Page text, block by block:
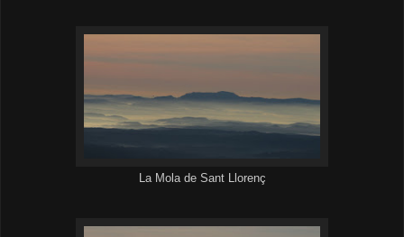
La Mola de Sant Llorenç